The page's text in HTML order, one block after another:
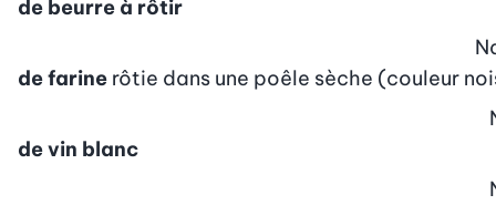
de beurre à rôtir
de farine rôtie dans une poêle sèche (couleur
de vin blanc